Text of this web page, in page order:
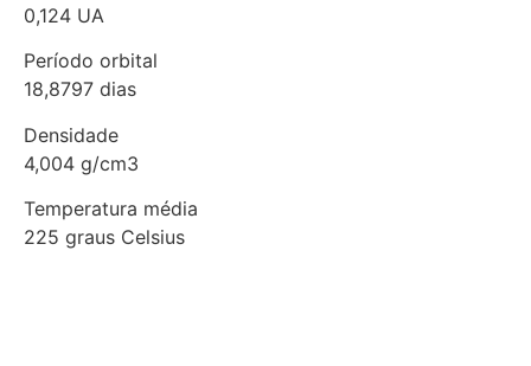
0,124 UA
Período orbital
18,8797 dias
Densidade
4,004 g/cm3
Temperatura média
225 graus Celsius